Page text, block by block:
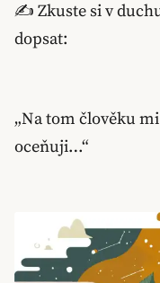
✍️ Zkuste si v
dopsat:
„Na tom člověku
oceňuji…“